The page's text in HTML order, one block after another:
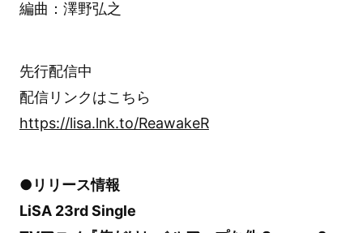
編曲：澤野弘之
先行配信中
配信リンクはこちら
https://lisa.lnk.to/ReawakeR
●リリース情報
LiSA 23rd Single